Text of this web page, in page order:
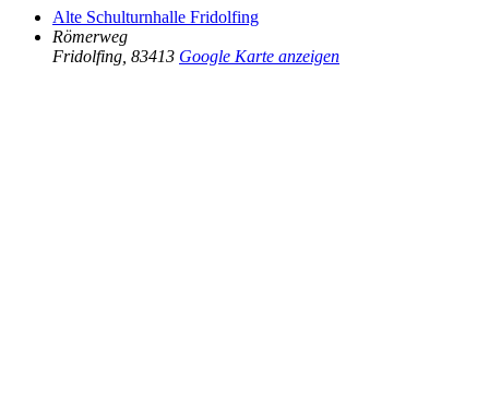
Alte Schulturnhalle Fridolfing
Römerweg
Fridolfing 83413 Google Karte anzeigen